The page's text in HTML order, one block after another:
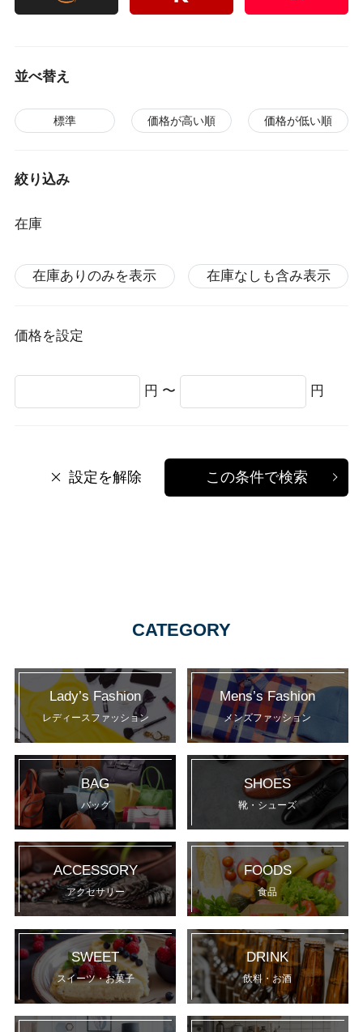
並べ替え
標準 価格が高い順 価格が低い順
絞り込み
在庫
在庫ありのみを表示 在庫なしも含み表示
価格を設定
円 〜 円
設定を解除 この条件で検索
CATEGORY
Lady’s Fashion
レディースファッション
Mens’s Fashion
メンズファッション
BAG
バッグ
SHOES
靴・シューズ
ACCESSORY
アクセサリー
FOODS
食品
SWEET
スイーツ・お菓子
DRINK
飲料・お酒